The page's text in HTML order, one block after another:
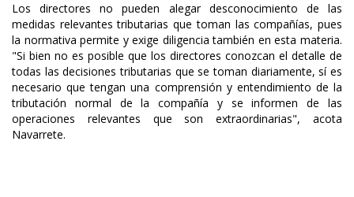
Los directores no pueden alegar desconocimiento de las
medidas relevantes tributarias que toman las compañías, pues
la normativa permite y exige diligencia también en esta materia.
"Si bien no es posible que los directores conozcan el detalle de
todas las decisiones tributarias que se toman diariamente, sí es
necesario que tengan una comprensión y entendimiento de la
tributación normal de la compañía y se informen de las
operaciones relevantes que son extraordinarias", acota
Navarrete.